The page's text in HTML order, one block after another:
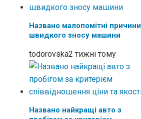
Названо малопомітні причини
швидкого зносу машини
todorovska2 тижні тому
Названо найкращі авто з